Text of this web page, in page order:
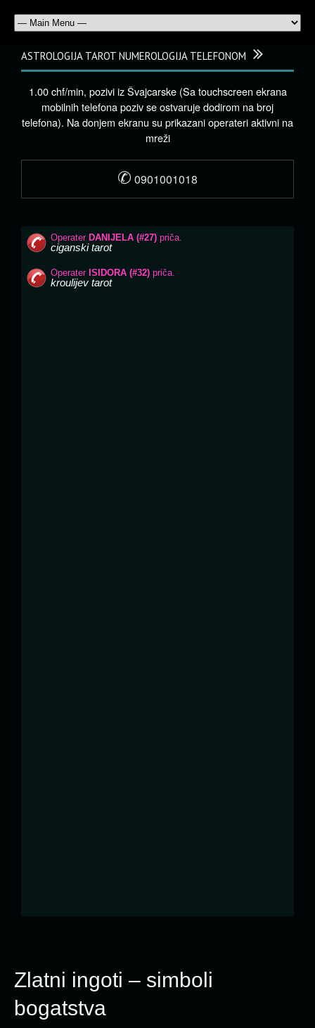
Zlatni ingoti – simboli
bogatstva
ASTROLOGIJA TAROT NUMEROLOGIJA TELEFONOM
1.00 chf/min, pozivi iz Švajcarske (Sa touchscreen ekrana
mobilnih telefona poziv se ostvaruje dodirom na broj
telefona). Na donjem ekranu su prikazani operateri aktivni na
mreži
✆ 0901001018